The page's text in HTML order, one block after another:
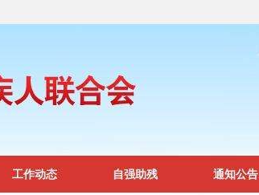
工作动态 自强助残 通知公告